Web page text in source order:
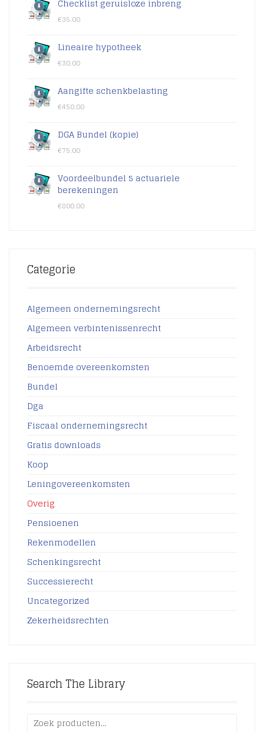
Checklist geruisloze inbreng
€35.00
Lineaire hypotheek
€30.00
Aangifte schenkbelasting
€450.00
DGA Bundel (kopie)
€75.00
Voordeelbundel 5 actuariele
berekeningen
€800.00
Categorie
Algemeen ondernemingsrecht
Algemeen verbintenissenrecht
Arbeidsrecht
Benoemde overeenkomsten
Bundel
Dga
Fiscaal ondernemingsrecht
Gratis downloads
Koop
Leningovereenkomsten
Overig
Pensioenen
Rekenmodellen
Schenkingsrecht
Successierecht
Uncategorized
Zekerheidsrechten
Search The Library